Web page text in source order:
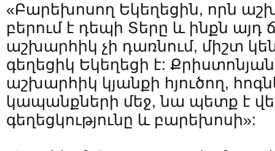
«Բարեխոսող Եկեղեցին, որն
բերում է դեպի Տերը և ինքն
աշխարհիկ չի դառնում, միշտ
գեղեցիկ Եկեղեցի է:
աշխարհիկ կյանքի հյուծող,
կապանքների մեջ, նա պետք է
գեղեցկությունը և բարեխոսի»: